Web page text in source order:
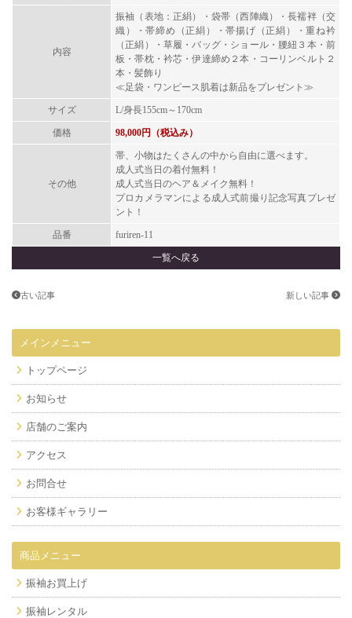
内容
振袖（表地：正絹）・袋帯（西陣織）・長襦袢（交
織）・帯締め（正絹）・帯揚げ（正絹）・重ね衿
（正絹）・草履・バッグ・ショール・腰紐３本・前
板・帯枕・衿芯・伊達締め２本・コーリンベルト２
本・髪飾り
≪足袋・ワンピース肌着は新品をプレゼント≫
サイズ L/身長155cm～170cm
価格 98,000円（税込み）
その他
帯、小物はたくさんの中から自由に選べます。
成人式当日の着付無料！
成人式当日のヘア＆メイク無料！
プロカメラマンによる成人式前撮り記念写真プレゼ
ント！
品番 furiren-11
一覧へ戻る
古い記事 新しい記事
メインメニュー
トップページ
お知らせ
店舗のご案内
アクセス
お問合せ
お客様ギャラリー
商品メニュー
振袖お買上げ
振袖レンタル